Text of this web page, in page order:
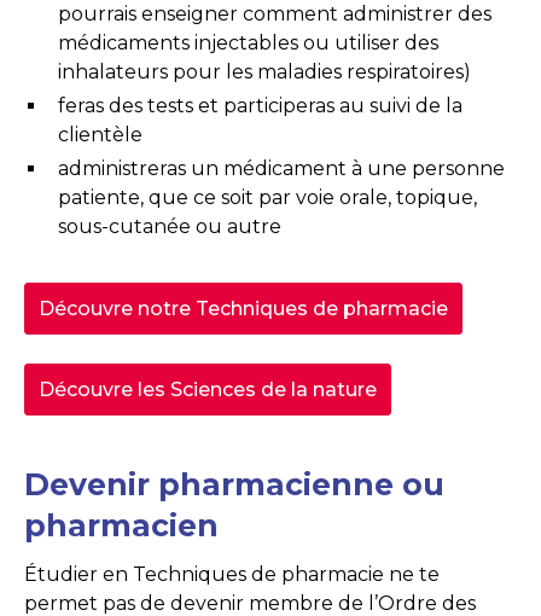
pourrais enseigner comment administrer des
médicaments injectables ou utiliser des
inhalateurs pour les maladies respiratoires)
feras des tests et participeras au suivi de la
clientèle
administreras un médicament à une personne
patiente, que ce soit par voie orale, topique,
sous-cutanée ou autre
Découvre notre Techniques de pharmacie
Découvre les Sciences de la nature
Devenir pharmacienne ou
pharmacien
Étudier en Techniques de pharmacie ne te
permet pas de devenir membre de l’Ordre des